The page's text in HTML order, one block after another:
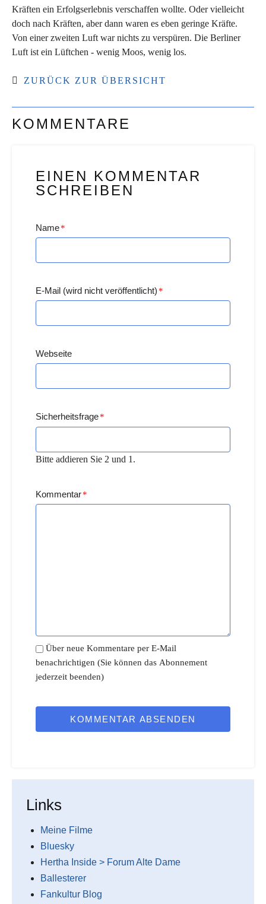
Kräften ein Erfolgserlebnis verschaffen wollte. Oder vielleicht
doch nach Kräften, aber dann waren es eben geringe Kräfte.
Von einer zweiten Luft war nichts zu verspüren. Die Berliner
Luft ist ein Lüftchen - wenig Moos, wenig los.
ZURÜCK ZUR ÜBERSICHT
KOMMENTARE
EINEN KOMMENTAR
SCHREIBEN
Name*
E-Mail (wird nicht veröffentlicht) *
Webseite
Sicherheitsfrage*
Bitte addieren Sie 2 und 1.
Kommentar*
Über neue Kommentare per E-Mail
benachrichtigen (Sie können das Abonnement
jederzeit beenden)
KOMMENTAR ABSENDEN
Links
Meine Filme
Bluesky
Hertha Inside > Forum Alte Dame
Ballesterer
Fankultur Blog